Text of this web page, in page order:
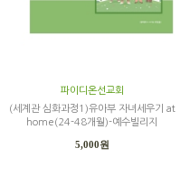
파이디온선교회
(세계관 심화과정1)유아부 자녀세우기 at
home(24-48개월)-예수빌리지
5,000원